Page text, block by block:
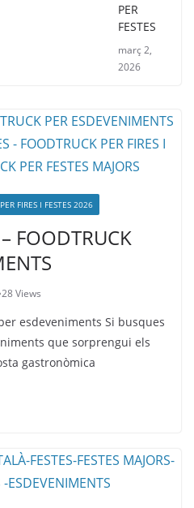
PER
FESTES
març 2,
2026
FIRES I FESTES 2026
FOODTRUCK
28 Views
esdeveniments Si busques
que sorprengui els
gastronòmica